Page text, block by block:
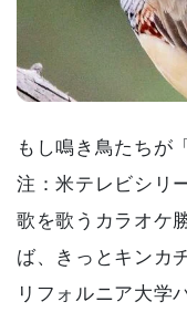
もし鳴き鳥たちが
注：米テレビシリ
歌を歌うカラオケ
ば、きっとキンカ
リフォルニア大学